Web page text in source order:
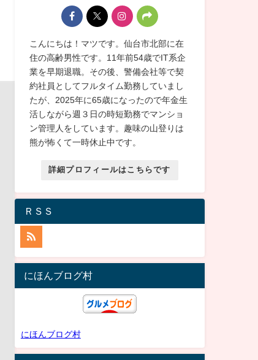
こんにちは！マツです。仙台市北部に在
住の高齢男性です。11年前54歳でIT系企
業を早期退職。その後、警備会社等で契
約社員としてフルタイム勤務していまし
たが、2025年に65歳になったので年金生
活しながら週３日の時短勤務でマンショ
ン管理人をしています。趣味の山登りは
熊が怖くて一時休止中です。
詳細プロフィールはこちらです
ＲＳＳ
にほんブログ村
にほんブログ村